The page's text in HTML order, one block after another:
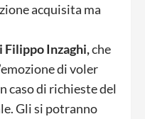
acquisita ma
Filippo Inzaghi,che
di voler
caso di richieste del
Gli si potranno